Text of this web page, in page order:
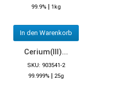
99.9% | 1kg
In den Warenkorb
Cerium(III)...
SKU: 903541-2
99.999% | 25g